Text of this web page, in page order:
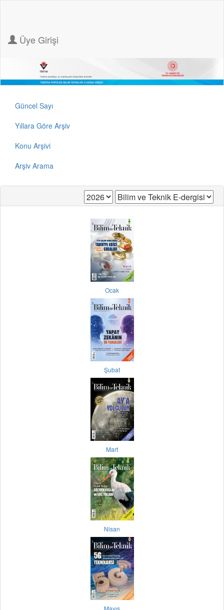
Üye Girişi
Güncel Sayı
Yıllara Göre Arşiv
Konu Arşivi
Arşiv Arama
Ocak
Şubat
Mart
Nisan
Mayıs